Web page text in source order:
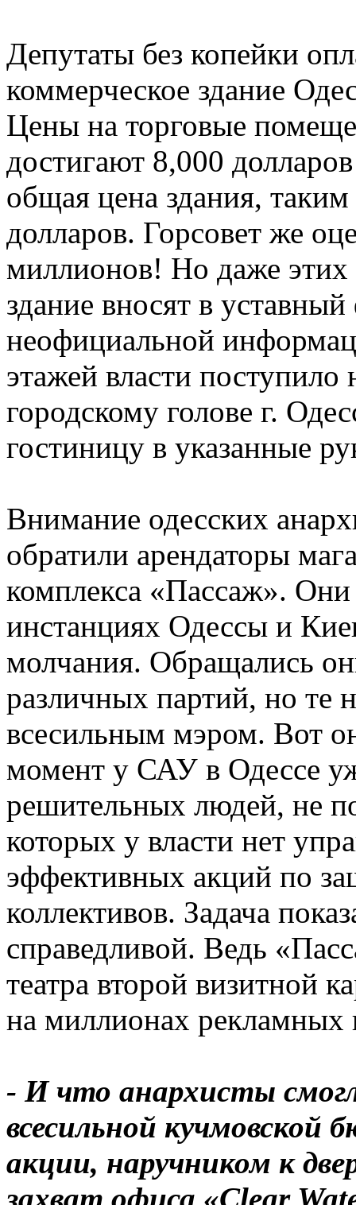
Депутаты без копейки
коммерческое здание
Цены на торговые
достигают 8,000
общая цена здания,
долларов. Горсовет же
миллионов! Но даже этих
здание вносят в
неофициальной
этажей власти поступило
городскому голове г.
гостиницу в указанные
Внимание одесских
обратили арендаторы
комплекса «Пассаж».
инстанциях Одессы и
молчания. Обращались
различных партий, но те
всесильным мэром. Вот
момент у САУ в Одессе
решительных людей, не
которых у власти нет
эффективных акций по
коллективов. Задача
справедливой. Ведь
театра второй визитной
на миллионах рекламных
- И что анархисты
всесильной кучмовской
акции, наручником к
захват офиса «Clear